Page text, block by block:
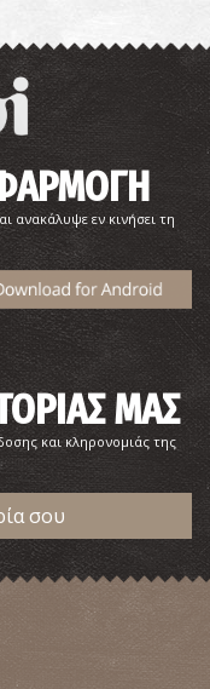
~0.5Km
~0.6Km
ανακάλυψε εν κινήσει τη
ΜΑΣ
και κληρονομιάς της
σου